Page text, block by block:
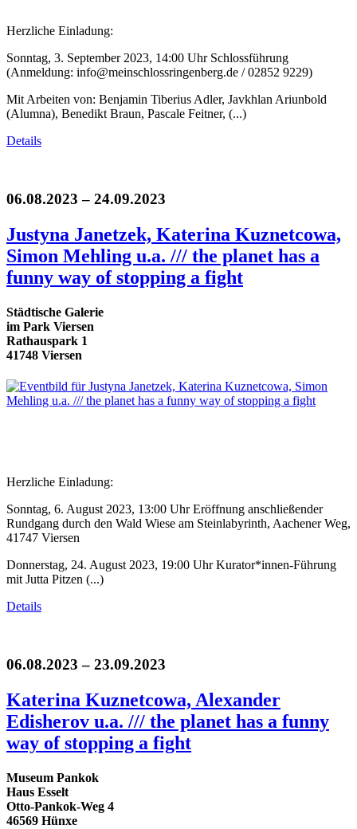
Herzliche Einladung:
Sonntag, 3. September 2023, 14:00 Uhr Schlossführung
(Anmeldung: info@meinschlossringenberg.de / 02852 9229)
Mit Arbeiten von: Benjamin Tiberius Adler, Javkhlan Ariunbold
(Alumna), Benedikt Braun, Pascale Feitner, (...)
Details
06.08.2023 – 24.09.2023
Justyna Janetzek, Katerina Kuznetcowa,
Simon Mehling u.a. /// the planet has a
funny way of stopping a fight
Städtische Galerie
im Park Viersen
Rathauspark 1
41748 Viersen
Herzliche Einladung:
Sonntag, 6. August 2023, 13:00 Uhr Eröffnung anschließender
Rundgang durch den Wald Wiese am Steinlabyrinth, Aachener Weg,
41747 Viersen
Donnerstag, 24. August 2023, 19:00 Uhr Kurator*innen-Führung
mit Jutta Pitzen (...)
Details
06.08.2023 – 23.09.2023
Katerina Kuznetcowa, Alexander
Edisherov u.a. /// the planet has a funny
way of stopping a fight
Museum Pankok
Haus Esselt
Otto-Pankok-Weg 4
46569 Hünxe